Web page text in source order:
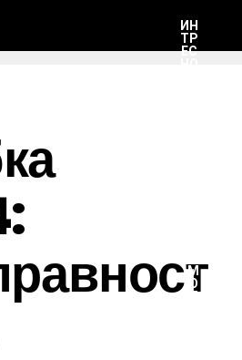
ИН
ТР
ЕС
М
О
Т